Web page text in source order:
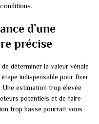
d’une
précise
déterminer la valeur vénale
étape indispensable pour fixer
estimation trop élevée
potentiels et de faire
trop basse pourrait vous